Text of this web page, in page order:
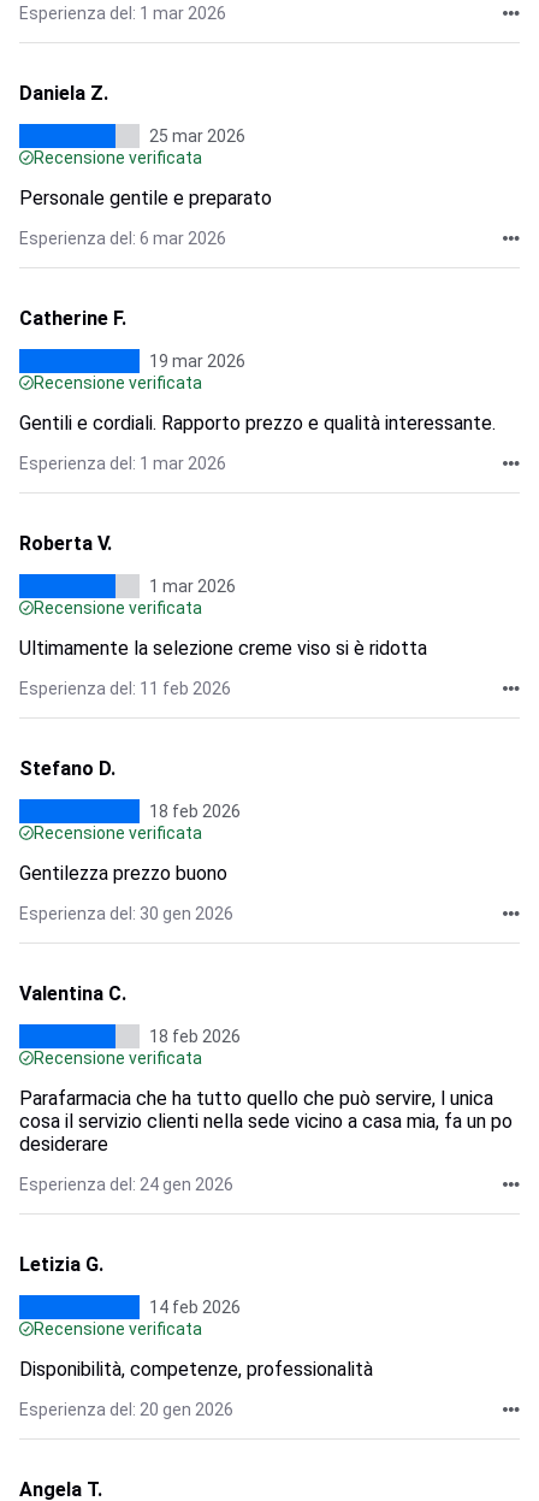
Esperienza del: 1 mar 2026
Daniela Z.
25 mar 2026
Recensione verificata
Personale gentile e preparato
Esperienza del: 6 mar 2026
Catherine F.
19 mar 2026
Recensione verificata
Gentili e cordiali. Rapporto prezzo e qualità interessante.
Esperienza del: 1 mar 2026
Roberta V.
1 mar 2026
Recensione verificata
Ultimamente la selezione creme viso si è ridotta
Esperienza del: 11 feb 2026
Stefano D.
18 feb 2026
Recensione verificata
Gentilezza prezzo buono
Esperienza del: 30 gen 2026
Valentina C.
18 feb 2026
Recensione verificata
Parafarmacia che ha tutto quello che può servire, l unica
cosa il servizio clienti nella sede vicino a casa mia, fa un po
desiderare
Esperienza del: 24 gen 2026
Letizia G.
14 feb 2026
Recensione verificata
Disponibilità, competenze, professionalità
Esperienza del: 20 gen 2026
Angela T.